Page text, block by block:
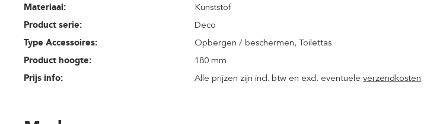
Materiaal:
Kunststof
Product serie:
Deco
Type Accessoires:
Opbergen / beschermen, Toilettas
Product hoogte:
180 mm
Prijs info:
Alle prijzen zijn incl. btw en excl. eventueleverzendkosten